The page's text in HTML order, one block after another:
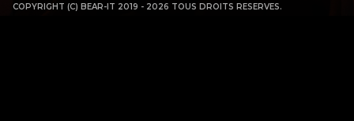
COPYRIGHT (C) BEAR-IT 2019 - 2026 TOUS DROITS RESERVES.